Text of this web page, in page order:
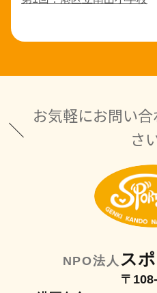
お気軽にお問い
さ
NPO法人 ス
〒